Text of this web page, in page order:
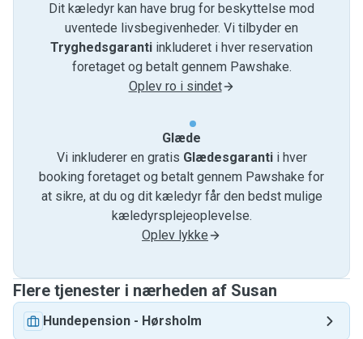
Dit kæledyr kan have brug for beskyttelse mod
uventede livsbegivenheder. Vi tilbyder en
Tryghedsgaranti inkluderet i hver reservation
foretaget og betalt gennem Pawshake.
Oplev ro i sindet
Glæde
Vi inkluderer en gratis Glædesgarantii hver
booking foretaget og betalt gennem Pawshake for
at sikre, at du og dit kæledyr får den bedst mulige
kæledyrsplejeoplevelse.
Oplev lykke
Flere tjenester i nærheden af ​​Susan
Hundepension - Hørsholm